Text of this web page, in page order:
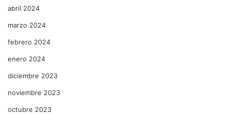
abril 2024
marzo 2024
febrero 2024
enero 2024
diciembre 2023
noviembre 2023
octubre 2023